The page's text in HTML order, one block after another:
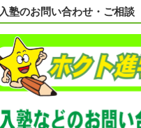
入塾のお問い合わせ・ご相談